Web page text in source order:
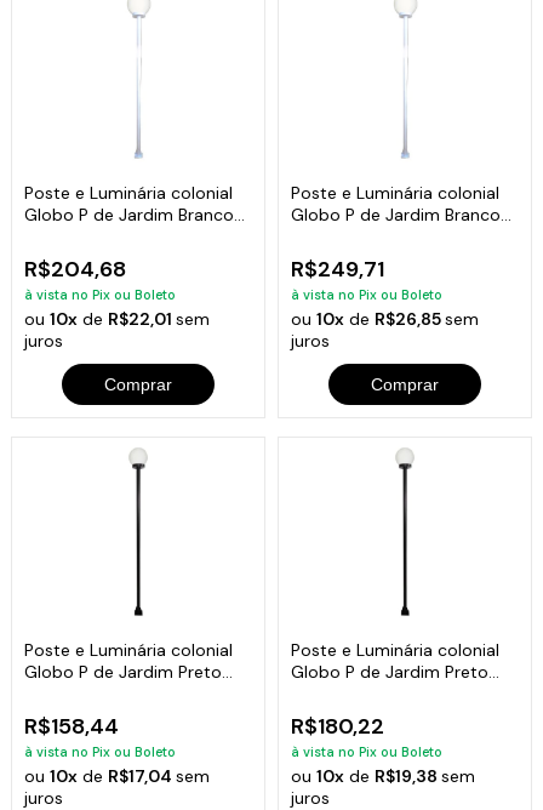
Poste e Luminária colonial
Globo P de Jardim Branco
R$204,68
à vista no Pix ou Boleto
ou10x de R$22,01sem
juros
Comprar
Poste e Luminária colonial
Globo P de Jardim Branco
R$249,71
à vista no Pix ou Boleto
ou 10xde R$26,85sem
juros
Comprar
Poste e Luminária colonial
Globo P de Jardim Preto
R$158,44
à vista no Pix ou Boleto
ou10x de R$17,04sem
juros
Poste e Luminária colonial
Globo P de Jardim Preto
R$180,22
à vista no Pix ou Boleto
ou 10xde R$19,38 sem
juros